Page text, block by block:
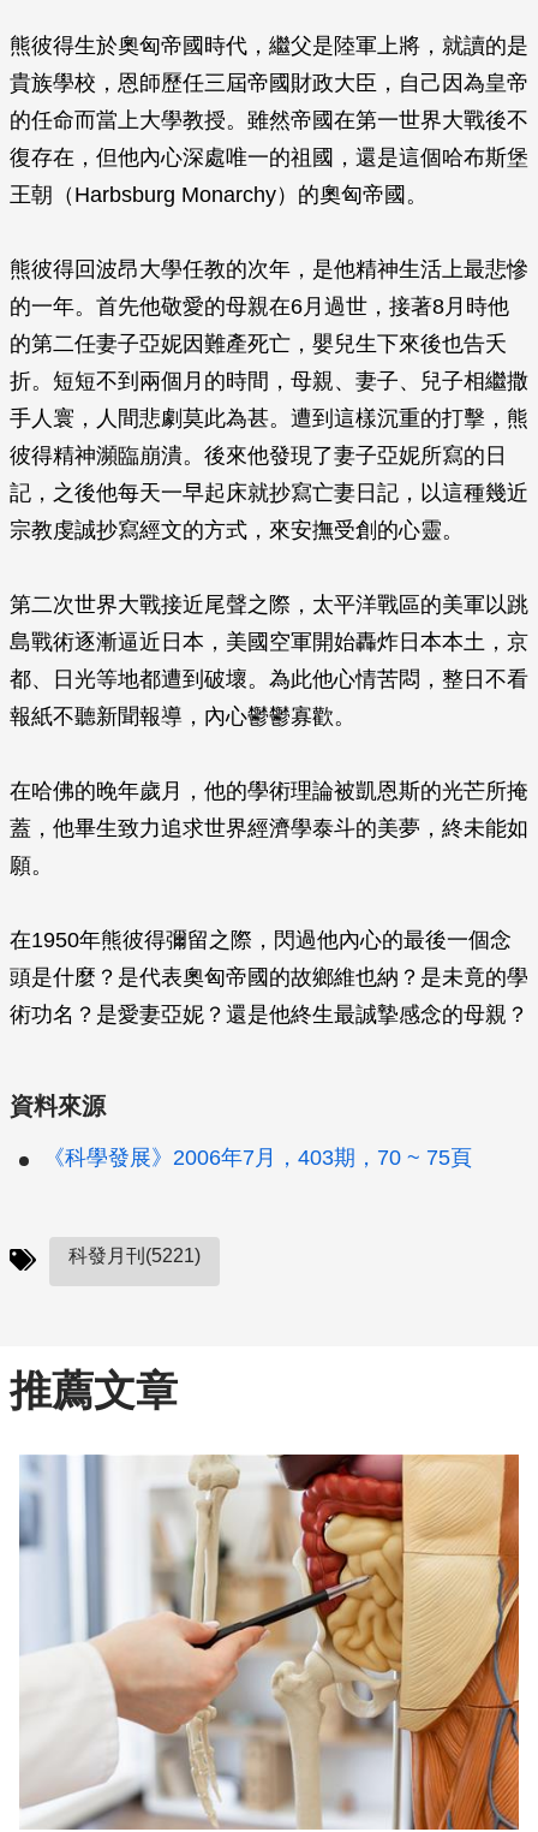
熊彼得生於奧匈帝國時代，繼父是陸軍上將，就讀的是
貴族學校，恩師歷任三屆帝國財政大臣，自己因為皇帝
的任命而當上大學教授。雖然帝國在第一世界大戰後不
復存在，但他內心深處唯一的祖國，還是這個哈布斯堡
王朝（Harbsburg Monarchy）的奧匈帝國。
熊彼得回波昂大學任教的次年，是他精神生活上最悲慘
的一年。首先他敬愛的母親在6月過世，接著8月時他
的第二任妻子亞妮因難產死亡，嬰兒生下來後也告夭
折。短短不到兩個月的時間，母親、妻子、兒子相繼撒
手人寰，人間悲劇莫此為甚。遭到這樣沉重的打擊，熊
彼得精神瀕臨崩潰。後來他發現了妻子亞妮所寫的日
記，之後他每天一早起床就抄寫亡妻日記，以這種幾近
宗教虔誠抄寫經文的方式，來安撫受創的心靈。
第二次世界大戰接近尾聲之際，太平洋戰區的美軍以跳
島戰術逐漸逼近日本，美國空軍開始轟炸日本本土，京
都、日光等地都遭到破壞。為此他心情苦悶，整日不看
報紙不聽新聞報導，內心鬱鬱寡歡。
在哈佛的晚年歲月，他的學術理論被凱恩斯的光芒所掩
蓋，他畢生致力追求世界經濟學泰斗的美夢，終未能如
願。
在1950年熊彼得彌留之際，閃過他內心的最後一個念
頭是什麼？是代表奧匈帝國的故鄉維也納？是未竟的學
術功名？是愛妻亞妮？還是他終生最誠摯感念的母親？
資料來源
《科學發展》2006年7月，403期，70 ~ 75頁
科發月刊(5221)
推薦文章